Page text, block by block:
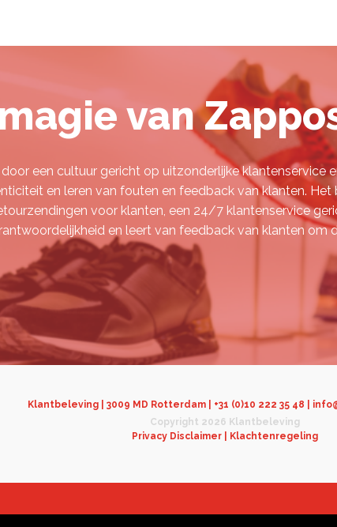
van
een cultuur gericht op uitzonderlijke klantenservice
en leren van fouten en feedback van klanten.
voor klanten, een 24/7 klantenservice
en leert van feedback van klanten om
Klantbeleving | 3009 MD Rotterdam | +31 (0)10 222 35 48 |
Copyright 2026 Klantbeleving
Privacy Disclaimer | Klachtenregeling